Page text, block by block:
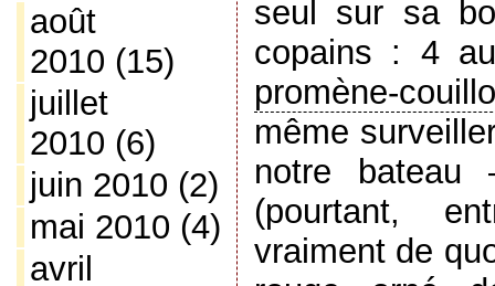
août
2010 (15)
juillet
2010 (6)
juin 2010 (2)
mai 2010 (4)
avril
seul sur sa
copains : 4
promène-
même
notre bateau
(pourtant,
vraiment de